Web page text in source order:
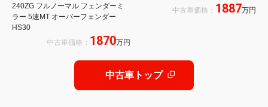
240ZG フルノーマル フェンダーミ
ラー 5速MT オーバーフェンダー
HS30
中古車価格： 1870万円
中古車価格： 1887万円
中古車トップ